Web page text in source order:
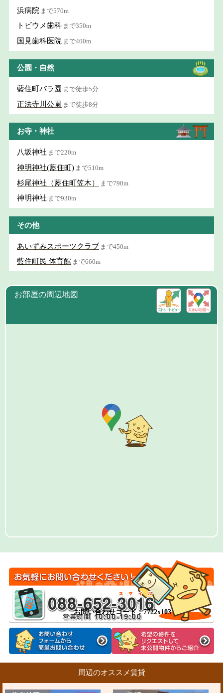
浜病院 まで570m
トビウメ歯科 まで350m
国見歯科医院 まで400m
公園・自然
藍住町バラ園 まで徒歩5分
正法寺川公園 まで徒歩8分
お寺・神社
八坂神社 まで220m
神明神社(藍住町) まで510m
杉尾神社（藍住町笠木） まで790m
神明神社 まで930m
その他
あいずみスポーツクラブ まで450m
藍住町民 体育館 まで660m
お部屋の周辺地図
お問い合わせコード：7722x103
周辺のオススメ賃貸